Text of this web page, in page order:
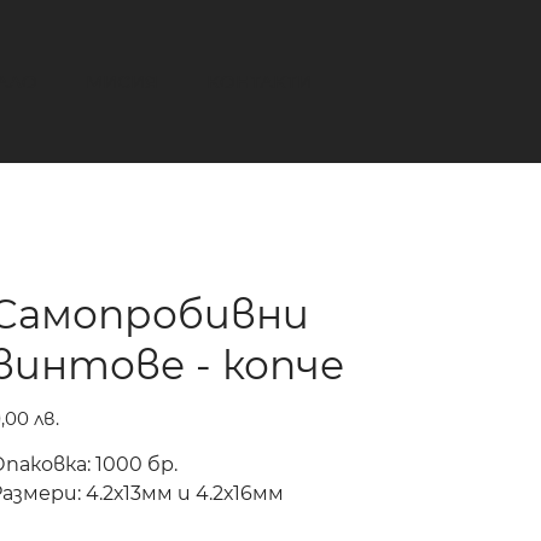
- копче
лв.
1000 бр.
4.2х13мм и 4.2х16мм